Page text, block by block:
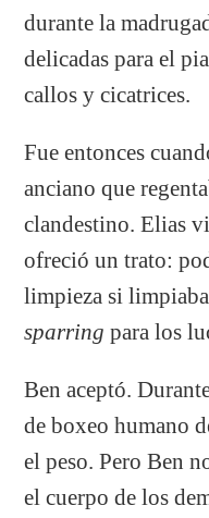
durante la
delicadas para el
callos y cicatrices.
Fue entonces
anciano que
clandestino. Elias
ofreció un trato:
limpieza si
sparring para los
Ben aceptó.
de boxeo humano
el peso. Pero Ben
el cuerpo de los